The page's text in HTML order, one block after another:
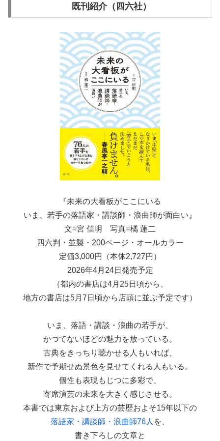
既刊紹介（四六社）
『未来の大看板がここにいる
いま、若手の落語家・講談師・浪曲師が面白い』
文=宮 信明 写真=橘 蓮二
四六判・並製・200ページ・オールカラー
定価3,000円（本体2,727円）
2026年4月24日発売予定
（都内の書店は4月25日頃から、
地方の書店は5月7日頃から店頭に並ぶ予定です）
いま、落語・講談・浪曲の若手が、
かつてないほどの魅力を放っている。
古典をきっちり聴かせる人もいれば、
新作で予期せぬ景色を見せてくれる人もいる。
個性も表現もじつに多彩で、
寄席演芸の未来を大きく感じさせる。
本書では東京および上方の芸歴およそ15年以下の
落語家・講談師・浪曲師76人 を、
書き下ろしの文章と